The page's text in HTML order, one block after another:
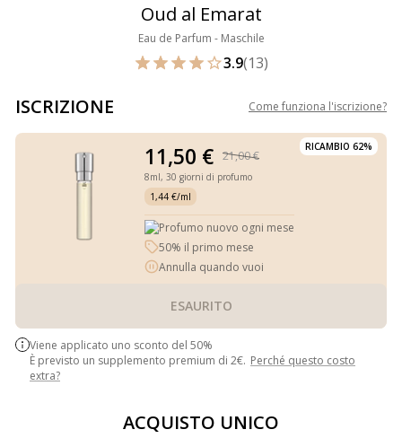
Oud al Emarat
Eau de Parfum - Maschile
3.9(13)
ISCRIZIONE Come funziona l'iscrizione?
RICAMBIO 62%
11,50 € 21,00 €
8ml, 30 giorni di profumo
1,44 €/ml
Profumo nuovo ogni mese
50% il primo mese
Annulla quando vuoi
ESAURITO
Viene applicato uno sconto del 50%
È previsto un supplemento premium di 2€. Perché questo costo
extra?
ACQUISTO UNICO